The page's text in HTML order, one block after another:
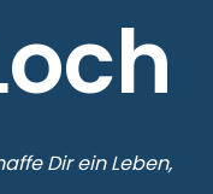
Dir ein Leben,